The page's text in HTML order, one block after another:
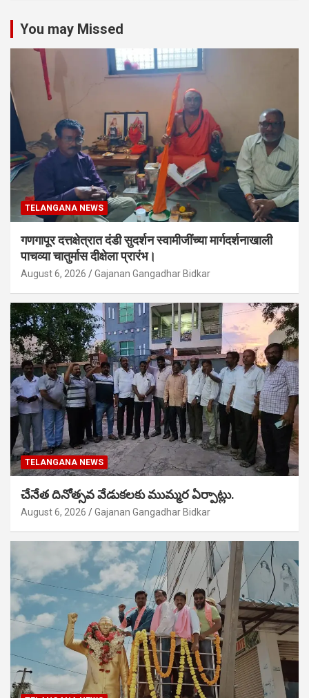
You may Missed
TELANGANA NEWS
गणगापूर दत्तक्षेत्रात दंडी सुदर्शन स्वामीजींच्या मार्गदर्शनाखाली
पाचव्या चातुर्मास दीक्षेला प्रारंभ।
August 6, 2026 Gajanan Gangadhar Bidkar
TELANGANA NEWS
చేనేత దినోత్సవ వేడుకలకు ముమ్మర ఏర్పాట్లు.
August 6, 2026 Gajanan Gangadhar Bidkar